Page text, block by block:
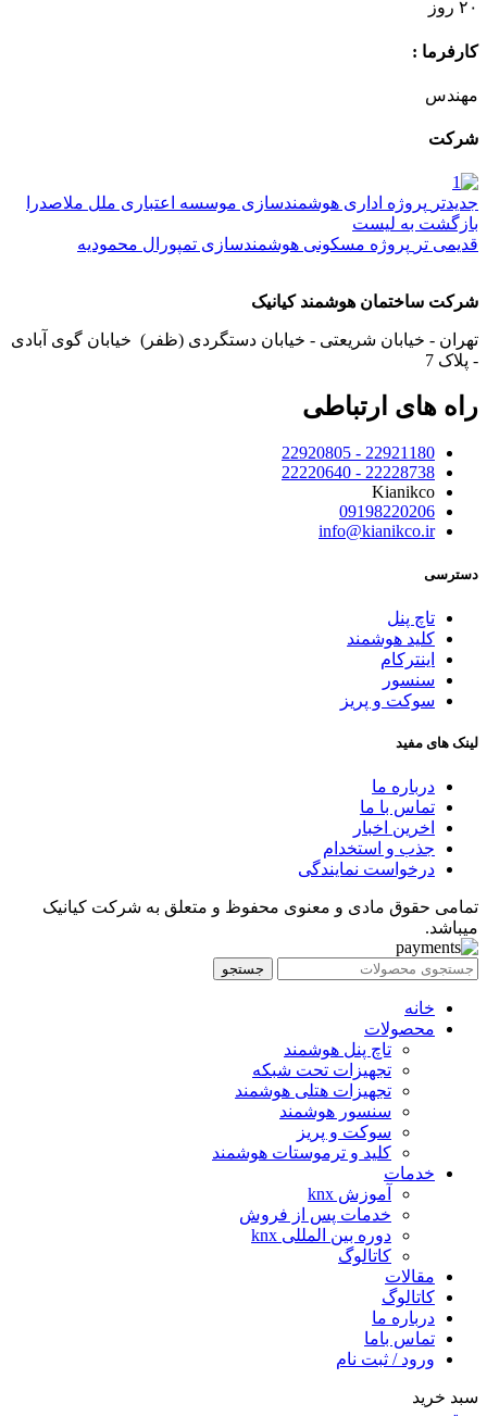
۲۰ روز
کارفرما :
مهندس
شرکت
جدیدتر پروژه اداری هوشمندسازی موسسه اعتباری ملل ملاصدرا
بازگشت به لیست
قدیمی تر پروژه مسکونی هوشمندسازی تمپورال محمودیه
شرکت ساختمان هوشمند کیانیک
تهران - خیابان شریعتی - خیابان دستگردی (ظفر) خیابان گوی آبادی
- پلاک 7
راه های ارتباطی
22921180 - 22920805
22228738 - 22220640
Kianikco
09198220206
info@kianikco.ir
دسترسی
تاچ پنل
کلید هوشمند
اینترکام
سنسور
سوکت و پریز
لینک های مفید
درباره ما
تماس با ما
اخرین اخبار
جذب و استخدام
درخواست نمایندگی
تمامی حقوق مادی و معنوی محفوظ و متعلق به شرکت کیانیک
میباشد.
جستجو
خانه
محصولات
تاچ پنل هوشمند
تجهیزات تحت شبکه
تجهیزات هتلی هوشمند
سنسور هوشمند
سوکت و پریز
کلید و ترموستات هوشمند
خدمات
آموزش knx
خدمات پس از فروش
دوره بین المللی knx
کاتالوگ
مقالات
کاتالوگ
درباره ما
تماس باما
ورود / ثبت نام
سبد خرید